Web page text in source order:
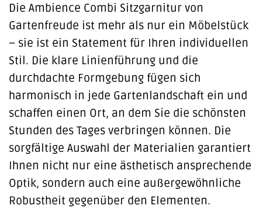
Die Ambience Combi Sitzgarnitur von
Gartenfreude ist mehr als nur ein Möbelstück
– sie ist ein Statement für Ihren individuellen
Stil. Die klare Linienführung und die
durchdachte Formgebung fügen sich
harmonisch in jede Gartenlandschaft ein und
schaffen einen Ort, an dem Sie die schönsten
Stunden des Tages verbringen können. Die
sorgfältige Auswahl der Materialien garantiert
Ihnen nicht nur eine ästhetisch ansprechende
Optik, sondern auch eine außergewöhnliche
Robustheit gegenüber den Elementen.